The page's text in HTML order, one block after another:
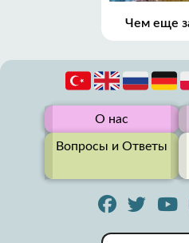
Чем еще
О нас
Вопросы и Ответы